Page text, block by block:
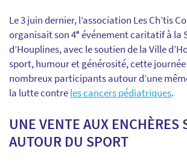
Le 3 juin dernier, l’association Les Ch’tis
organisait son 4ᵉ événement caritatif à la
d’Houplines, avec le soutien de la Ville
sport, humour et générosité, cette
nombreux participants autour d’une
la lutte contreles cancers pédiatriques.
UNE VENTE AUX ENCHÈRES
AUTOUR DU SPORT